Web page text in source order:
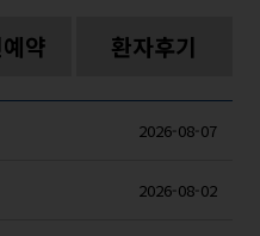
약 환자후기
2026-08-07
2026-08-02